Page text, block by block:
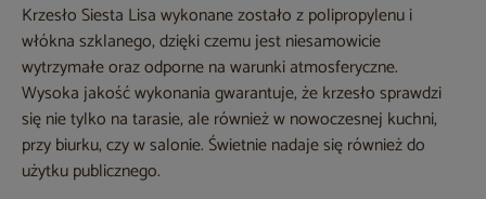
Krzesło Siesta Lisa wykonane zostało z polipropylenu i
włókna szklanego, dzięki czemu jest niesamowicie
wytrzymałe oraz odporne na warunki atmosferyczne.
Wysoka jakość wykonania gwarantuje, że krzesło sprawdzi
się nie tylko na tarasie, ale również w nowoczesnej kuchni,
przy biurku, czy w salonie. Świetnie nadaje się również do
użytku publicznego.